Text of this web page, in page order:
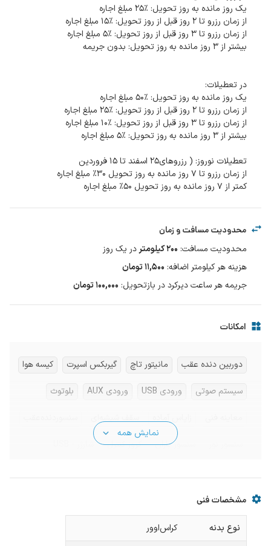
کمتر از ۷ روز مانده به روز تحویل ۵۰٪ مبلغ اجاره
محدودیت مسافت و زمان
محدودیت مسافت:
200کیلومتردر یک روز
هزینه هر کیلومتر اضافه: ۱۱,۵۰۰تومان
جریمه هر ساعت دیرکرد در بازتحویل: ۱۰۰,۰۰۰ تومان
امکانات
دوربین دنده عقب مانیتور تاچ گیربکس اسپرت کیسه هوا
سیستم صوتی ورودی USB ورودی AUX بلوتوث
سنسور باران کروز کنترل
نمایش همه
مشخصات فنی
نوع بدنه
کراس‌اوور